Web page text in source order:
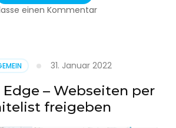
einen Kommentarzu
(UPN)
im
Active
Directory
31. Januar 2022
– Webseiten per
freigeben